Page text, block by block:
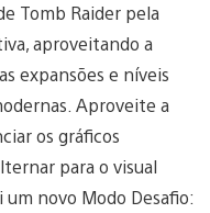
Tomb Raider pela
aproveitando a
expansões e níveis
Aproveite a
os gráficos
para o visual
novo Modo Desafio: